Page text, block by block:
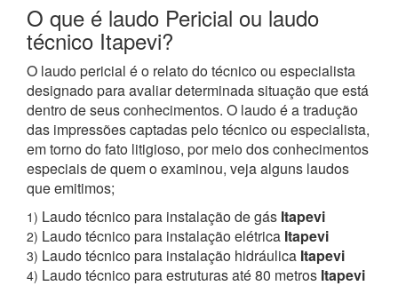
O que é laudo Pericial ou laudo
técnico Itapevi?
O laudo pericial é o relato do técnico ou especialista
designado para avaliar determinada situação que está
dentro de seus conhecimentos. O laudo é a tradução
das impressões captadas pelo técnico ou especialista,
em torno do fato litigioso, por meio dos conhecimentos
especiais de quem o examinou, veja alguns laudos
que emitimos;
1) Laudo técnico para instalação de gás Itapevi
2) Laudo técnico para instalação elétrica Itapevi
3) Laudo técnico para instalação hidráulica Itapevi
4) Laudo técnico para estruturas até 80 metros Itapevi